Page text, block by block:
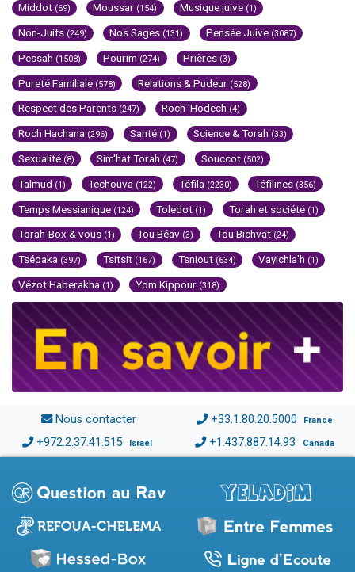
Middot (69) Moussar (154) Musique juive (1)
Non-Juifs (249) Nos Sages (131) Pensée Juive (3087)
Pessah (1508) Pourim (274) Prières (3)
Pureté Familiale (578) Relations & Pudeur (528)
Respect des Parents (247) Roch 'Hodech (4)
Roch Hachana (296) Santé (1) Science & Torah (33)
Sexualité (8) Sim'hat Torah (47) Souccot (502)
Talmud (1) Techouva (122) Téfila (2230) Téfilines (356)
Temps Messianique (124) Toledot (1) Torah et société (1)
Torah-Box & vous (1) Tou Béav (3) Tou Bichvat (24)
Tsédaka (397) Tsitsit (167) Tsniout (634) Vayichla'h (1)
Vézot Haberakha (1) Yom Kippour (318)
Nous contacter +33.1.80.20.5000 France
+972.2.37.41.515 Israël +1.437.887.14.93 Canada